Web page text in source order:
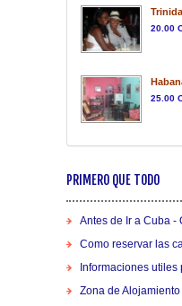
20.00
25.00
PRIMERO QUE TODO
Antes de Ir a Cuba -
Como reservar las
Informaciones utiles
Zona de